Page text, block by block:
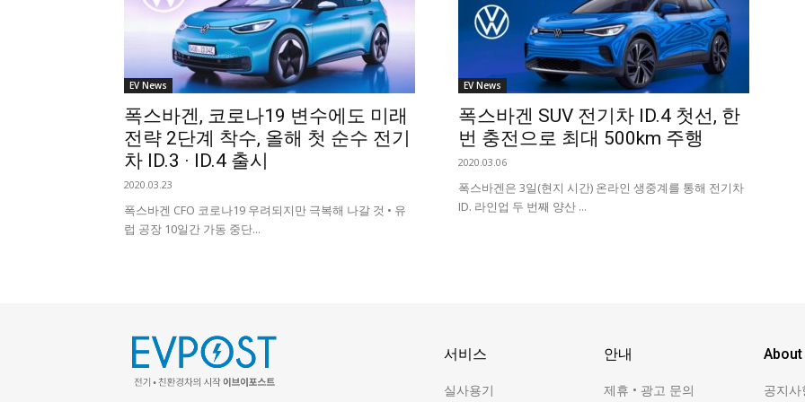
EV News
폭스바겐, 코로나19 변수에도 미래
전략 2단계 착수, 올해 첫 순수 전기
차 ID.3 · ID.4 출시
2020.03.23
폭스바겐 CFO 코로나19 우려되지만 극복해 나갈 것 • 유
럽 공장 10일간 가동 중단...
EV News
폭스바겐 SUV 전기차 ID.4 첫선, 한
번 충전으로 최대 500km 주행
2020.03.06
폭스바겐은 3일(현지 시간) 온라인 생중계를 통해 전기차
ID. 라인업 두 번째 양산 ...
서비스
실사용기
안내
제휴 • 광고 문의
About
공지사